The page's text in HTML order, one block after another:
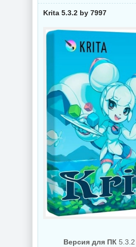
Схемы курсоров
для
компьютерной
мышки (Cursors
concept scheme)
NEW
PDF редактор
UPDF 2.5.7.0
NEW
ON1
Krita 5.3.2 by 7997
Версия для ПК